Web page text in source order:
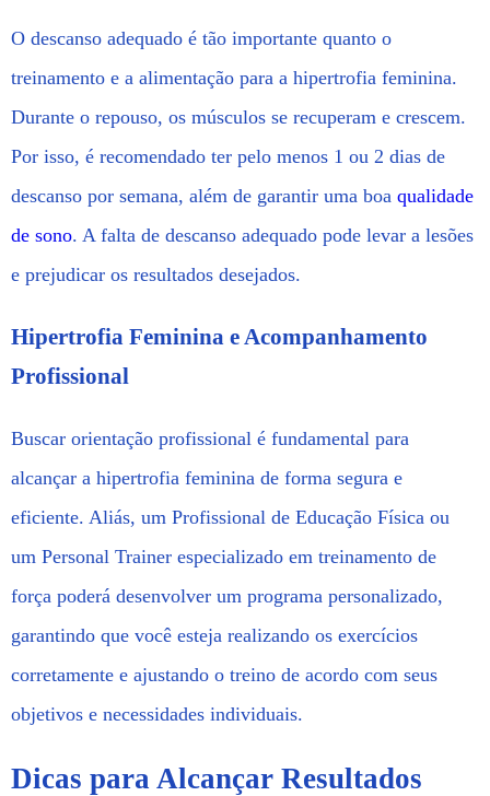
O descanso adequado é tão importante quanto o
treinamento e a alimentação para a hipertrofia feminina.
Durante o repouso, os músculos se recuperam e crescem.
Por isso, é recomendado ter pelo menos 1 ou 2 dias de
descanso por semana, além de garantir uma boa qualidade
de sono. A falta de descanso adequado pode levar a lesões
e prejudicar os resultados desejados.
Hipertrofia Feminina e Acompanhamento
Profissional
Buscar orientação profissional é fundamental para
alcançar a hipertrofia feminina de forma segura e
eficiente. Aliás, um Profissional de Educação Física ou
um Personal Trainer especializado em treinamento de
força poderá desenvolver um programa personalizado,
garantindo que você esteja realizando os exercícios
corretamente e ajustando o treino de acordo com seus
objetivos e necessidades individuais.
Dicas para Alcançar Resultados